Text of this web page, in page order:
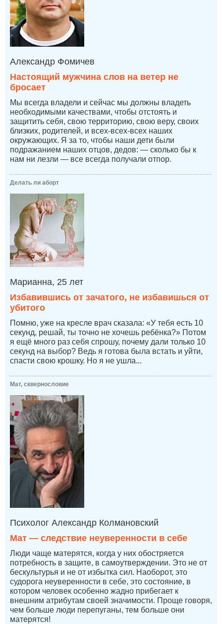
Александр Фомичев
Настоящий мужчина слов на ветер не
бросает
Мы всегда владели и сейчас мы должны владеть
необходимыми качествами, чтобы отстоять и
защитить себя, свою территорию, свою веру, своих
близких, родителей, и всех-всех-всех наших
окружающих. Я за то, чтобы наши дети были
подражанием наших отцов, дедов: — сколько бы к
нам ни лезли — все всегда получали отпор.
Делать ли аборт
Марианна, 25 лет
Избавившись от зачатого, не избавишься от
убитого
Помню, уже на кресле врач сказала: «У тебя есть 10
секунд, решай, ты точно не хочешь ребёнка?» Потом
я ещё много раз себя спрошу, почему дали только 10
секунд на выбор? Ведь я готова была встать и уйти,
спасти свою крошку. Но я не ушла...
Мат, сквернословие
Психолог Александр Колмановский
Мат — следствие неуверенности в себе
Люди чаще матерятся, когда у них обостряется
потребность в защите, в самоутверждении. Это не от
бескультурья и не от избытка сил. Наоборот, это
судорога неуверенности в себе, это состояние, в
котором человек особенно жадно прибегает к
внешним атрибутам своей значимости. Проще говоря,
чем больше люди перепуганы, тем больше они
матерятся!